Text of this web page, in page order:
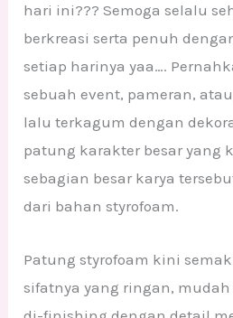
hari ini??? Semoga selalu
berkreasi serta penuh
setiap harinya yaa….
sebuah event, pameran,
lalu terkagum dengan
patung karakter besar yang
sebagian besar karya
dari bahan styrofoam.
Patung styrofoam kini
sifatnya yang ringan,